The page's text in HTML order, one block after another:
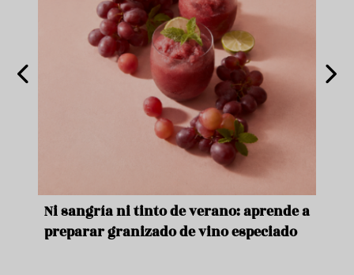
Ni sangría ni tinto de verano: aprende a
preparar granizado de vino especiado